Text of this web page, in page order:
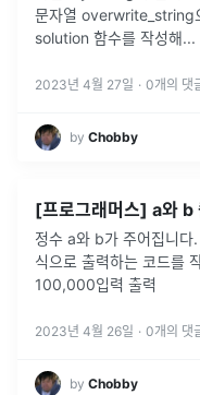
문자열 overwrite_string
solution 함수를 작성해...
2023년 4월 27일 · 0개의 댓
by Chobby
[프로그래머스] a와 b
정수 a와 b가 주어집니다
식으로 출력하는 코드
100,000입력 출력
2023년 4월 26일 · 0개의 댓
by Chobby